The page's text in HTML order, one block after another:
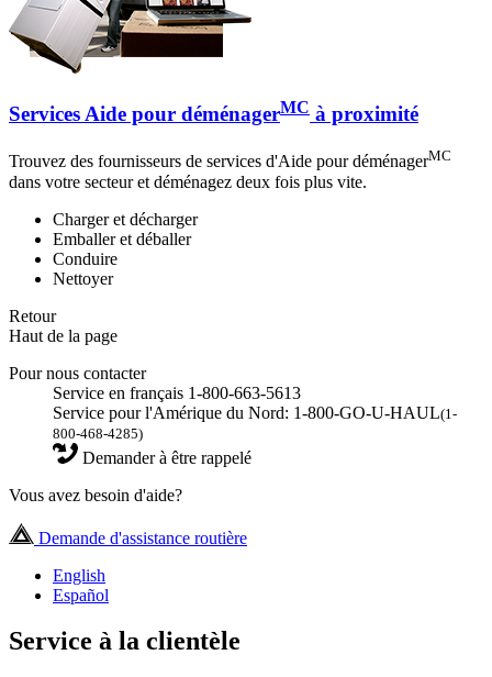
Services Aide pour déménagerMC à proximité
Trouvez des fournisseurs de services d'Aide pour déménagerMC
dans votre secteur et déménagez deux fois plus vite.
Charger et décharger
Emballer et déballer
Conduire
Nettoyer
Retour
Haut de la page
Pour nous contacter
Service en français 1-800-663-5613
Service pour l'Amérique du Nord: 1-800-GO-U-HAUL(1-
800-468-4285)
Demander à être rappelé
Vous avez besoin d'aide?
Demande d'assistance routière
English
Español
Service à la clientèle